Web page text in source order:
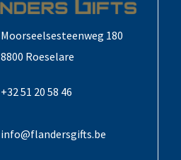
Moorseelsesteenweg 180
8800 Roeselare
+32 51 20 58 46
info@flandersgifts.be